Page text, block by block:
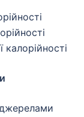
калорійності